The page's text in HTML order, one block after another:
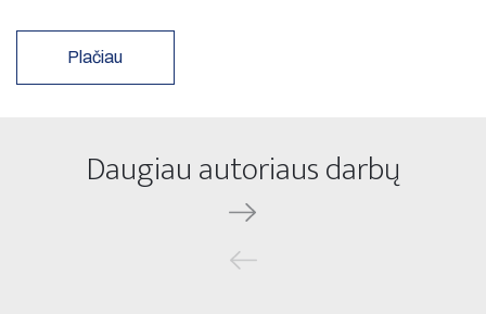
Plačiau
Daugiau autoriaus darbų